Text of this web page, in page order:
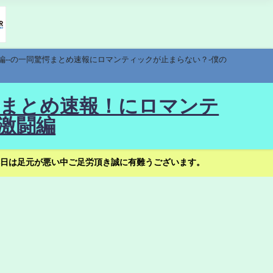
の一同驚愕まとめ速報にロマンティックが止まらない？-僕の
とめ速報！にロマンテ
闘編
足元が悪い中ご足労頂き誠に有難うございます。